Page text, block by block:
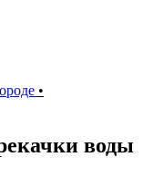
•
воды